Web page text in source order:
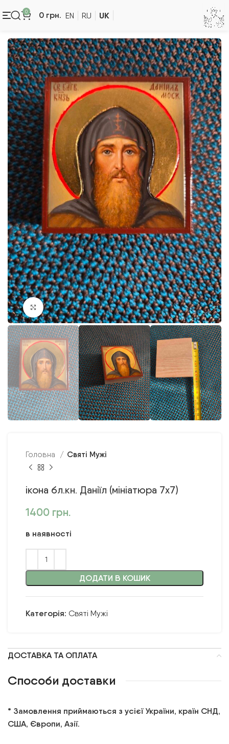
0 0 грн. EN RU UK
Клацніть, щоб збільшити
Головна Святі Мужі
ікона бл.кн. Даніїл (мініатюра 7х7)
1400 грн.
в наявності
ДОДАТИ В КОШИК
Категорія: Святі Мужі
ДОСТАВКА ТА ОПЛАТА
Способи доставки
* Замовлення приймаються з усієї України, країн СНД,
США, Європи, Азії.